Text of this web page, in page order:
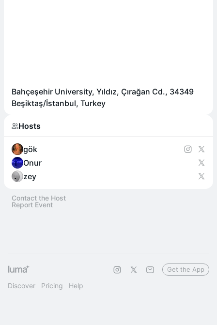
Bahçeşehir University, Yıldız, Çırağan Cd., 34349
Beşiktaş/İstanbul, Turkey
Hosts
gök
Onur
zey
Contact the Host
Report Event
Discover Pricing Help
Get the App